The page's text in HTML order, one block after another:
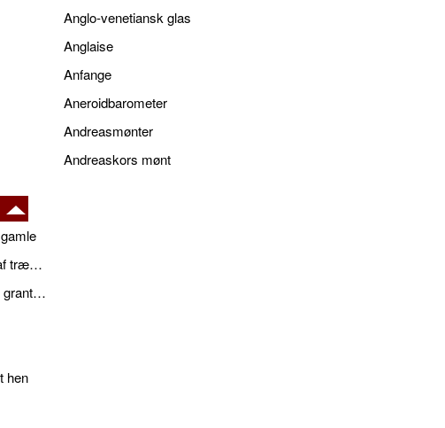
Anglo-venetiansk glas
Anglaise
Anfange
Aneroidbarometer
Andreasmønter
Andreaskors mønt
Gulve - bejdsning og lakering af trægulve
Træ - forskellen på fyrretræ og grantræ
hen